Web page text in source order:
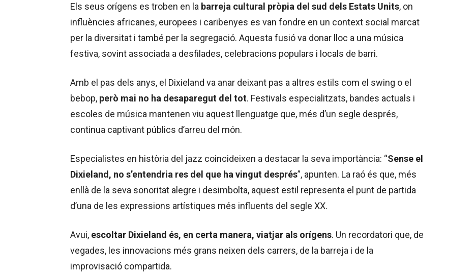
Els seus orígens es troben en la barreja cultural pròpia del sud dels Estats Units, on
influències africanes, europees i caribenyes es van fondre en un context social marcat
per la diversitat i també per la segregació. Aquesta fusió va donar lloc a una música
festiva, sovint associada a desfilades, celebracions populars i locals de barri.
Amb el pas dels anys, el Dixieland va anar deixant pas a altres estils com el swing o el
bebop, però mai no ha desaparegut del tot. Festivals especialitzats, bandes actuals i
escoles de música mantenen viu aquest llenguatge que, més d’un segle després,
continua captivant públics d’arreu del món.
Especialistes en història del jazz coincideixen a destacar la seva importància: “Sense el
Dixieland, no s’entendria res del que ha vingut després”, apunten. La raó és que, més
enllà de la seva sonoritat alegre i desimbolta, aquest estil representa el punt de partida
d’una de les expressions artístiques més influents del segle XX.
Avui, escoltar Dixieland és, en certa manera, viatjar als orígens. Un recordatori que, de
vegades, les innovacions més grans neixen dels carrers, de la barreja i de la
improvisació compartida.